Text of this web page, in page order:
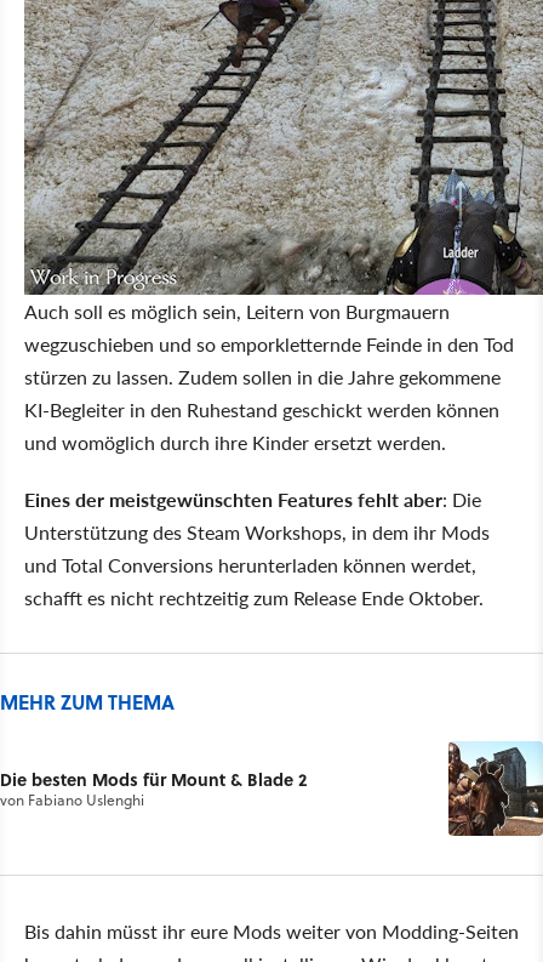
Auch soll es möglich sein, Leitern von Burgmauern
wegzuschieben und so emporkletternde Feinde in den Tod
stürzen zu lassen. Zudem sollen in die Jahre gekommene
KI-Begleiter in den Ruhestand geschickt werden können
und womöglich durch ihre Kinder ersetzt werden.
Eines der meistgewünschten Features fehlt aber: Die
Unterstützung des Steam Workshops, in dem ihr Mods
und Total Conversions herunterladen können werdet,
schafft es nicht rechtzeitig zum Release Ende Oktober.
MEHR ZUM THEMA
Die besten Mods für Mount & Blade 2
von Fabiano Uslenghi
Bis dahin müsst ihr eure Mods weiter von Modding-Seiten